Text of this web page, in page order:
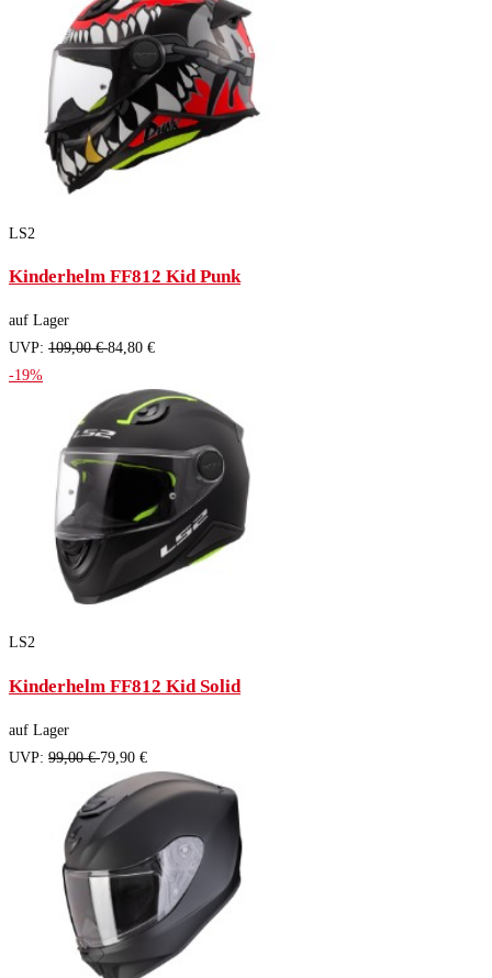
LS2
Kinderhelm FF812 Kid Punk
auf Lager
UVP: 109,00 € 84,80 €
-19%
LS2
Kinderhelm FF812 Kid Solid
auf Lager
UVP: 99,00 € 79,90 €